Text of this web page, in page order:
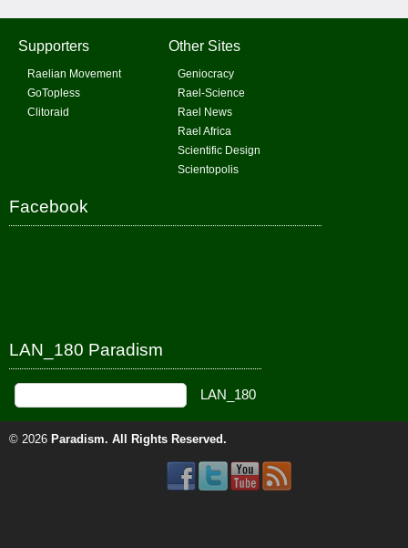
Supporters
Raelian Movement
GoTopless
Clitoraid
Other Sites
Geniocracy
Rael-Science
Rael News
Rael Africa
Scientific Design
Scientopolis
Facebook
LAN_180 Paradism
© 2026 Paradism. All Rights Reserved.